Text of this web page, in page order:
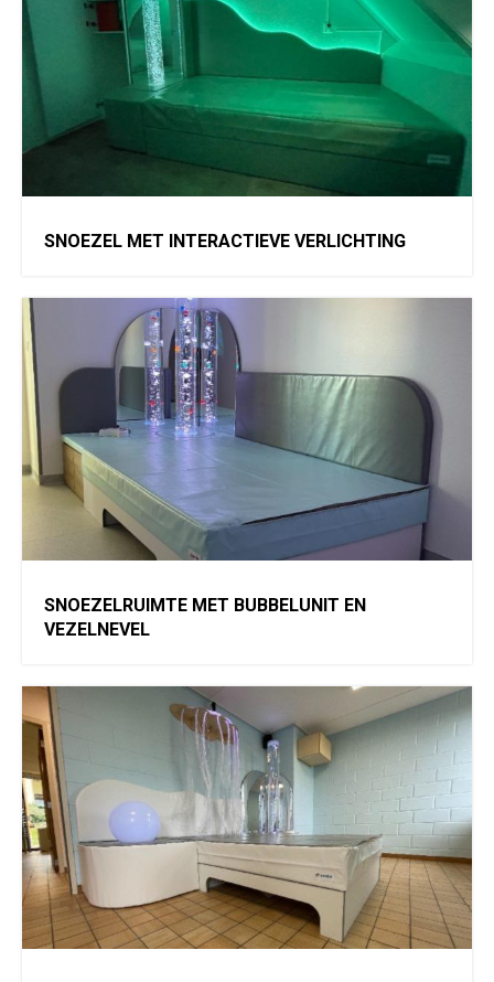
SNOEZEL MET INTERACTIEVE VERLICHTING
SNOEZELRUIMTE MET BUBBELUNIT EN
VEZELNEVEL